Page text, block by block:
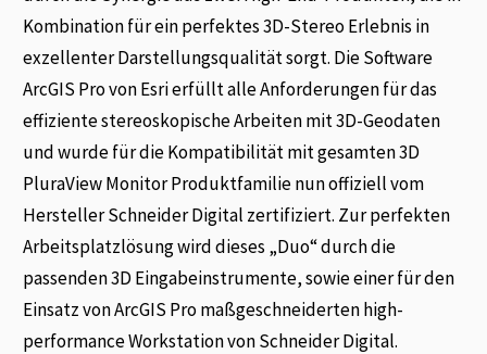
Kombination für ein perfektes 3D-Stereo Erlebnis in
exzellenter Darstellungsqualität sorgt. Die Software
ArcGIS Pro von Esri erfüllt alle Anforderungen für das
effiziente stereoskopische Arbeiten mit 3D-Geodaten
und wurde für die Kompatibilität mit gesamten 3D
PluraView Monitor Produktfamilie nun offiziell vom
Hersteller Schneider Digital zertifiziert. Zur perfekten
Arbeitsplatzlösung wird dieses „Duo“ durch die
passenden 3D Eingabeinstrumente, sowie einer für den
Einsatz von ArcGIS Pro maßgeschneiderten high-
performance Workstation von Schneider Digital.